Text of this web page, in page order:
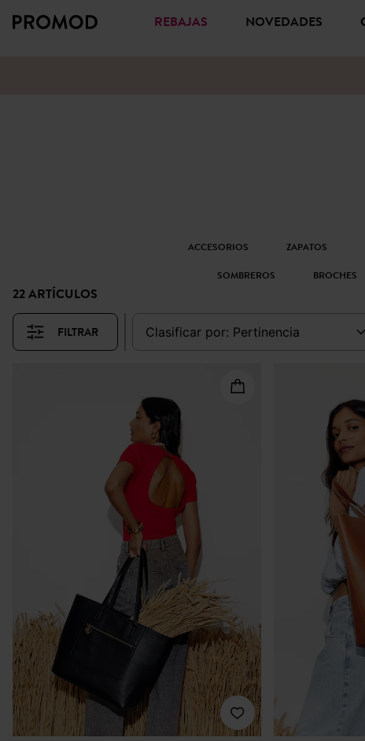
REBAJAS NOVEDADES
ACCESORIOS ZAPATOS
SOMBREROS
BROCHES
22 ARTÍCULOS
FILTRAR clasificar por: pertinencia